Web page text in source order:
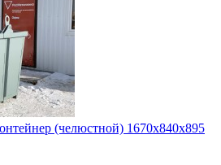
(челюстной) 1670х840х895